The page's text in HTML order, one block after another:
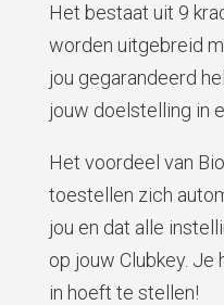
Het bestaat uit 9
worden uitgebreid
jou gegarandeerd
jouw doelstelling in
Het voordeel van
toestellen zich
jou en dat alle
op jouw Clubkey.
in hoeft te stellen!